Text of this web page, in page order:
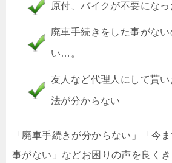
原付、バイクが不要にな
廃車手続きをした事がな
い…。
友人など代理人にして貰
法が分からない
「廃車手続きが分からない」「今
事がない」などお困りの声を良くき